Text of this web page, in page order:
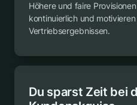
Höhere und faire
kontinuierlich und
Vertriebsergebnissen.
Du sparst Zeit bei